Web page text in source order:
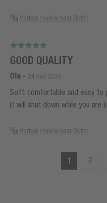
Vertaal review naar Dutch
GOOD QUALITY
Ole - 24 nov 2025
Soft, comfortable and easy to
it will shut down while you are
Vertaal review naar Dutch
1 2